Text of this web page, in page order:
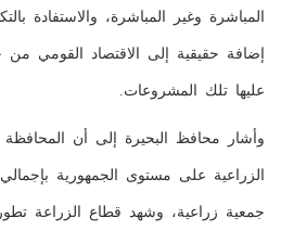
المباشرة وغير المباشرة، والاستفادة
إضافة حقيقية إلى الاقتصاد القومي من
عليها تلك المشروعات.
وأشار محافظ البحيرة إلى أن
جمعية زراعية، وشهد قطاع الزراعة